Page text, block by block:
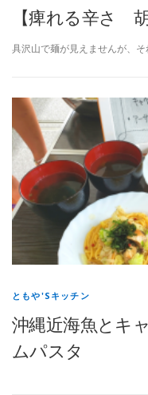
【痺れる辛さ
具沢山で麺が見えませんが、
ともや'Sキッチン
沖縄近海魚とキ
ムパスタ